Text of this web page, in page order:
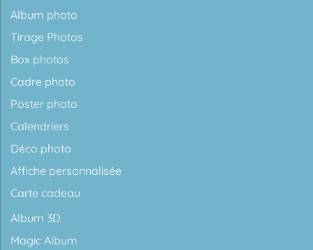
Album photo
Tirage Photos
Box photos
Cadre photo
Poster photo
Calendriers
Déco photo
Affiche personnalisée
Carte cadeau
Album 3D
Magic Album